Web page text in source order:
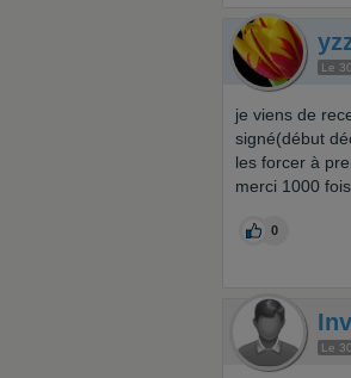
Le
je viens de
signé(début
les forcer à
merci 1000
0
Le